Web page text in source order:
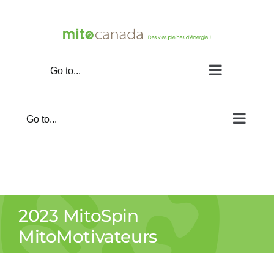
Go to...
Go to...
2023 MitoSpin
MitoMotivateurs